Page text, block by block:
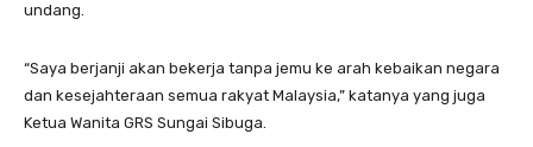
undang.
“Saya berjanji akan bekerja tanpa jemu ke arah kebaikan negara
dan kesejahteraan semua rakyat Malaysia,” katanya yang juga
Ketua Wanita GRS Sungai Sibuga.